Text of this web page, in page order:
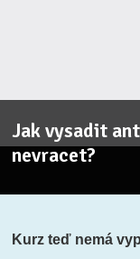
Jak vysadit
nevracet?
Kurz teď nemá